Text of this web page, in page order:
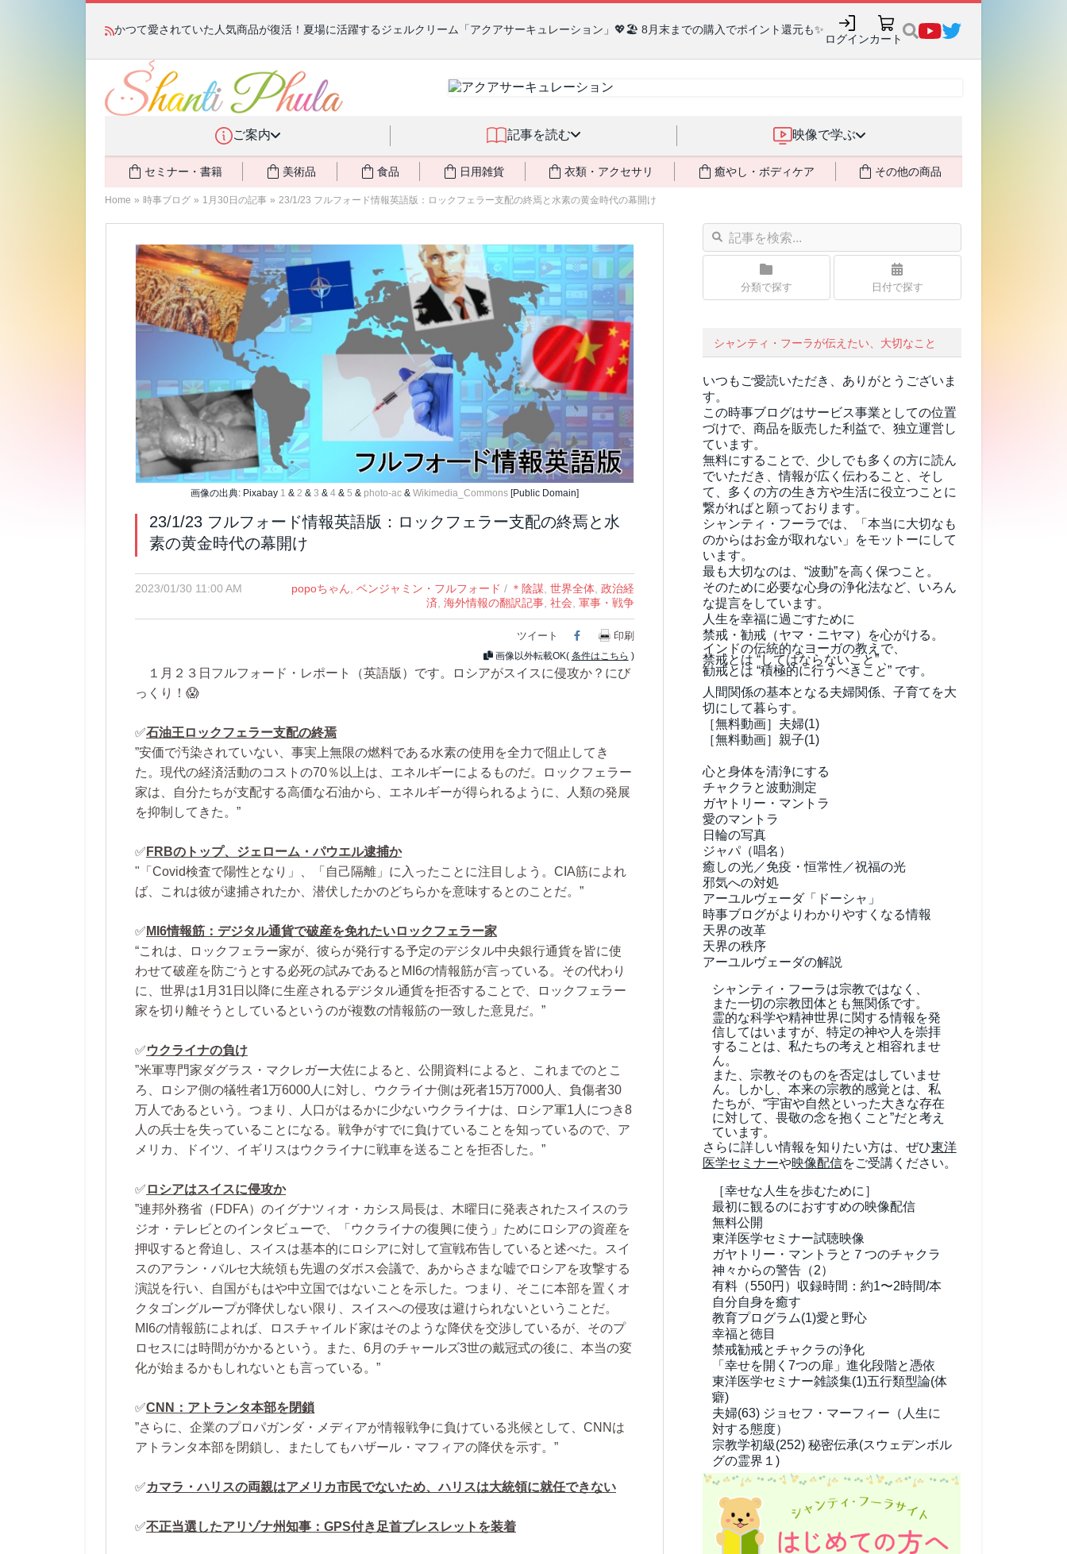
かつて愛されていた人気商品が復活！夏場に活躍するジェルクリーム「アクアサーキュレーション」💖🏖️ 8月末までの購入でポイント還元も✨
ログインカート
ご案内 記事を読む 映像で学ぶ
セミナー・書籍 美術品 食品 日用雑貨 衣類・アクセサリ 癒やし・ボディケア その他の商品
Home » 時事ブログ » 1月30日の記事 » 23/1/23 フルフォード情報英語版：ロックフェラー支配の終焉と水素の黄金時代の幕開け
画像の出典: Pixabay 1 & 2 & 3 & 4& 5 & photo-ac& Wikimedia_Commons[Public Domain]
23/1/23 フルフォード情報英語版：ロックフェラー支配の終焉と水
素の黄金時代の幕開け
2023/01/30 11:00 AM popoちゃん ベンジャミン・フルフォード / ＊陰謀, 世界全体, 政治経
済 海外情報の翻訳記事, 社会 軍事・戦争
ツイート Facebook
印刷
画像以外転載OK( 条件はこちら )
１月２３日フルフォード・レポート（英語版）です。ロシアがスイスに侵攻か？にび
っくり！😱
✅石油王ロックフェラー支配の終焉
”安価で汚染されていない、事実上無限の燃料である水素の使用を全力で阻止してき
た。現代の経済活動のコストの70％以上は、エネルギーによるものだ。ロックフェラー
家は、自分たちが支配する高価な石油から、エネルギーが得られるように、人類の発展
を抑制してきた。”
✅ FRBのトップ、ジェローム・パウエル逮捕か
"「Covid検査で陽性となり」、「自己隔離」に入ったことに注目しよう。CIA筋によれ
ば、これは彼が逮捕されたか、潜伏したかのどちらかを意味するとのことだ。”
✅ MI6情報筋：デジタル通貨で破産を免れたいロックフェラー家
“これは、ロックフェラー家が、彼らが発行する予定のデジタル中央銀行通貨を皆に使
わせて破産を防ごうとする必死の試みであるとMI6の情報筋が言っている。その代わり
に、世界は1月31日以降に生産されるデジタル通貨を拒否することで、ロックフェラー
家を切り離そうとしているというのが複数の情報筋の一致した意見だ。”
✅ウクライナの負け
”米軍専門家ダグラス・マクレガー大佐によると、公開資料によると、これまでのとこ
ろ、ロシア側の犠牲者1万6000人に対し、ウクライナ側は死者15万7000人、負傷者30
万人であるという。つまり、人口がはるかに少ないウクライナは、ロシア軍1人につき8
人の兵士を失っていることになる。戦争がすでに負けていることを知っているので、ア
メリカ、ドイツ、イギリスはウクライナに戦車を送ることを拒否した。”
✅ ロシアはスイスに侵攻か
”連邦外務省（FDFA）のイグナツィオ・カシス局長は、木曜日に発表されたスイスのラ
ジオ・テレビとのインタビューで、「ウクライナの復興に使う」ためにロシアの資産を
押収すると脅迫し、スイスは基本的にロシアに対して宣戦布告していると述べた。スイ
スのアラン・バルセ大統領も先週のダボス会議で、あからさまな嘘でロシアを攻撃する
演説を行い、自国がもはや中立国ではないことを示した。つまり、そこに本部を置くオ
クタゴングループが降伏しない限り、スイスへの侵攻は避けられないということだ。
MI6の情報筋によれば、ロスチャイルド家はそのような降伏を交渉しているが、そのプ
ロセスには時間がかかるという。また、6月のチャールズ3世の戴冠式の後に、本当の変
化が始まるかもしれないとも言っている。”
✅CNN：アトランタ本部を閉鎖
”さらに、企業のプロパガンダ・メディアが情報戦争に負けている兆候として、CNNは
アトランタ本部を閉鎖し、またしてもハザール・マフィアの降伏を示す。”
✅カマラ・ハリスの両親はアメリカ市民でないため、ハリスは大統領に就任できない
✅不正当選したアリゾナ州知事：GPS付き足首ブレスレットを装着
分類で探す 日付で探す
シャンティ・フーラが伝えたい、大切なこと
いつもご愛読いただき、ありがとうございま
す。
この時事ブログはサービス事業としての位置
づけで、商品を販売した利益で、独立運営し
ています。
無料にすることで、少しでも多くの方に読ん
でいただき、情報が広く伝わること、そし
て、 多くの方の生き方や生活に役立つことに
繋がればと願っております。
シャンティ・フーラでは、「本当に大切なも
のからはお金が取れない」をモットーにして
います。
最も大切なのは、“波動”を高く保つこと。
そのために必要な心身の浄化法など、いろん
な提言をしています。
人生を幸福に過ごすために
禁戒・勧戒（ヤマ・ニヤマ）を心がける。
インドの伝統的なヨーガの教えで、
禁戒とは “してはならないこと” 、
勧戒とは “積極的に行うべきこと” です。
人間関係の基本となる夫婦関係、子育てを大
切にして暮らす。
［無料動画］夫婦(1)
［無料動画］親子(1)
心と身体を清浄にする
チャクラと波動測定
ガヤトリー・マントラ
愛のマントラ
日輪の写真
ジャパ（唱名）
癒しの光／免疫・恒常性／祝福の光
邪気への対処
アーユルヴェーダ「ドーシャ」
時事ブログがよりわかりやすくなる情報
天界の改革
天界の秩序
アーユルヴェーダの解説
シャンティ・フーラは宗教ではなく、
また一切の宗教団体とも無関係です。
霊的な科学や精神世界に関する情報を発
信してはいますが、特定の神や人を崇拝
することは、私たちの考えと相容れませ
ん。
また、宗教そのものを否定はしていませ
ん。しかし、本来の宗教的感覚とは、私
たちが、“宇宙や自然といった大きな存在
に対して、畏敬の念を抱くこと”だと考え
ています。
さらに詳しい情報を知りたい方は、ぜひ東洋
医学セミナーや映像配信をご受講ください。
［幸せな人生を歩むために］
最初に観るのにおすすめの映像配信
無料公開
東洋医学セミナー試聴映像
ガヤトリー・マントラと７つのチャクラ
神々からの警告（2）
有料（550円） 収録時間：約1〜2時間/本
自分自身を癒す
教育プログラム(1)愛と野心
幸福と徳目
禁戒勧戒とチャクラの浄化
「幸せを開く7つの扉」進化段階と憑依
東洋医学セミナー雑談集(1)五行類型論(体
癖)
夫婦(63) ジョセフ・マーフィー（人生に
対する態度）
宗教学初級(252) 秘密伝承(スウェデンボル
グの霊界１)